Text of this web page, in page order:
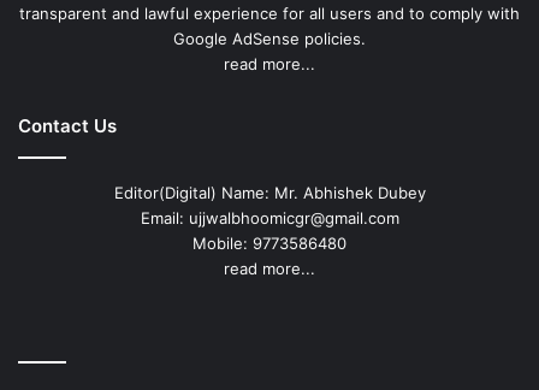
transparent and lawful experience for all users and to comply with
Google AdSense policies.
read more...
Contact Us
Editor(Digital) Name: Mr. Abhishek Dubey
Email: ujjwalbhoomicgr@gmail.com
Mobile: 9773586480
read more...